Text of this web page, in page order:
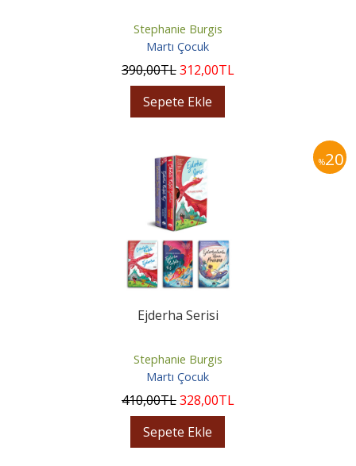
Stephanie Burgis
Martı Çocuk
390,00TL312,00TL
Sepete Ekle
%20
Ejderha Serisi
Stephanie Burgis
Martı Çocuk
410,00TL328,00TL
Sepete Ekle